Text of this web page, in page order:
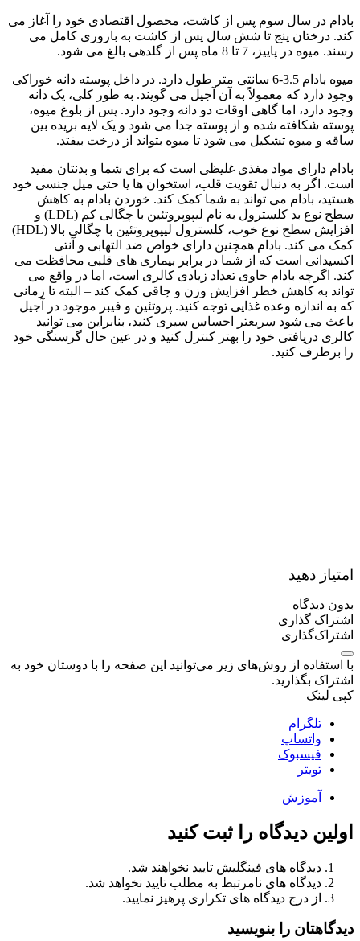
بادام در سال سوم پس از کاشت، محصول اقتصادی خود را آغاز می
کند. درختان پنج تا شش سال پس از کاشت به باروری کامل می
رسند. میوه در پاییز، 7 تا 8 ماه پس از گلدهی بالغ می شود.
میوه بادام 3.5-6 سانتی متر طول دارد. در داخل پوسته دانه خوراکی
وجود دارد که معمولاً به آن آجیل می گویند. به طور کلی، یک دانه
وجود دارد، اما گاهی اوقات دو دانه وجود دارد. پس از بلوغ میوه،
پوسته شکافته شده و از پوسته جدا می شود و یک لایه بریده بین
ساقه و میوه تشکیل می شود تا میوه بتواند از درخت بیفتد.
بادام دارای مواد مغذی غلیظی است که برای شما و بدنتان مفید
است. اگر به دنبال تقویت قلب، استخوان ها یا حتی میل جنسی خود
هستید، بادام می تواند به شما کمک کند. خوردن بادام به کاهش
سطح نوع بد کلسترول به نام لیپوپروتئین با چگالی کم (LDL) و
افزایش سطح نوع خوب، کلسترول لیپوپروتئین با چگالی بالا (HDL)
کمک می کند. بادام همچنین دارای خواص ضد التهابی و آنتی
اکسیدانی است که از شما در برابر بیماری های قلبی محافظت می
کند. اگرچه بادام حاوی تعداد زیادی کالری است، اما در واقع می
تواند به کاهش خطر افزایش وزن و چاقی کمک کند – البته تا زمانی
که به اندازه وعده غذایی توجه کنید. پروتئین و فیبر موجود در آجیل
باعث می شود سریعتر احساس سیری کنید، بنابراین می توانید
کالری دریافتی خود را بهتر کنترل کنید و در عین حال گرسنگی خود
را برطرف کنید.
امتیاز دهید
بدون دیدگاه
اشتراک گذاری
اشتراک‌گذاری
با استفاده از روش‌های زیر می‌توانید این صفحه را با دوستان خود به
اشتراک بگذارید.
کپی لینک
تلگرام
واتساپ
فیسبوک
تویتر
آموزش
اولین دیدگاه را ثبت کنید
دیدگاه های فینگلیش تایید نخواهند شد.
دیدگاه های نامرتبط به مطلب تایید نخواهد شد.
از درج دیدگاه های تکراری پرهیز نمایید.
دیدگاهتان را بنویسید